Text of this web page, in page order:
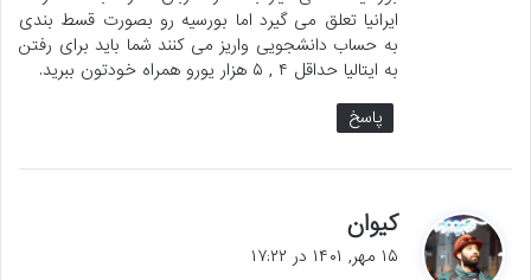
ایرانیا تعلق می گیرد اما بورسیه رو بصورت قسط بندی
به حساب دانشجویی واریز می کنند شما باید برای رفتن
به ایتالیا حداقل ۴ , ۵ هزار یورو همراه خودتون ببرید.
پاسخ
کیوان
۱۵ مهر, ۱۴۰۱ در ۱۷:۲۲